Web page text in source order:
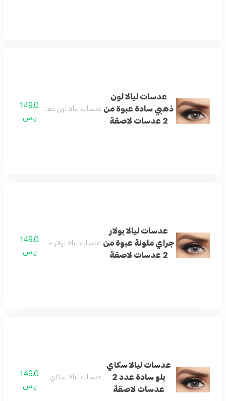
عدسات ليالا لون
ذهبي سادة عبوة من
2 عدسات لاصقة
عدسات ليالا لون ذهبي سادة عبوة من 2 عدسات
149.0
ر.س
عدسات ليالا بولار
جراي ملونة عبوة من
2 عدسات لاصقة
عدسات ليالا بولار جراي ملونة عبوة من 2 عدسات
149.0
ر.س
عدسات ليالا سكاي
بلو سادة عدد 2
عدسات لاصقة
عدسات ليالا سكاي بلو سادة عدد 2 عدسات لاصقة
149.0
ر.س